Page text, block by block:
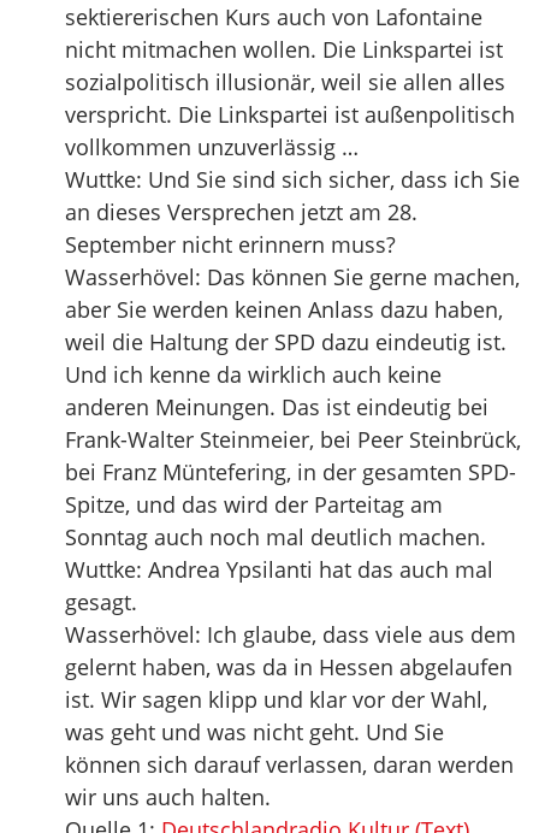
sektiererischen Kurs auch von Lafontaine
nicht mitmachen wollen. Die Linkspartei ist
sozialpolitisch illusionär, weil sie allen alles
verspricht. Die Linkspartei ist außenpolitisch
vollkommen unzuverlässig …
Wuttke: Und Sie sind sich sicher, dass ich Sie
an dieses Versprechen jetzt am 28.
September nicht erinnern muss?
Wasserhövel: Das können Sie gerne machen,
aber Sie werden keinen Anlass dazu haben,
weil die Haltung der SPD dazu eindeutig ist.
Und ich kenne da wirklich auch keine
anderen Meinungen. Das ist eindeutig bei
Frank-Walter Steinmeier, bei Peer Steinbrück,
bei Franz Müntefering, in der gesamten SPD-
Spitze, und das wird der Parteitag am
Sonntag auch noch mal deutlich machen.
Wuttke: Andrea Ypsilanti hat das auch mal
gesagt.
Wasserhövel: Ich glaube, dass viele aus dem
gelernt haben, was da in Hessen abgelaufen
ist. Wir sagen klipp und klar vor der Wahl,
was geht und was nicht geht. Und Sie
können sich darauf verlassen, daran werden
wir uns auch halten.